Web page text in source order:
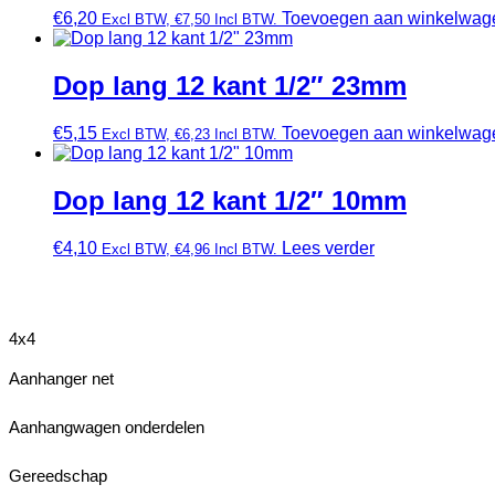
€6,20 Excl BTW, €7,50 Incl BTW. Toevoegen aan
Dop lang 12 kant 1/2″ 23mm
€5,15 Excl BTW, €6,23 Incl BTW. Toevoegen aan
Dop lang 12 kant 1/2″ 10mm
€4,10 Excl BTW, €4,96 Incl BTW. Lees verder
4x4
Aanhanger net
Aanhangwagen onderdelen
Gereedschap